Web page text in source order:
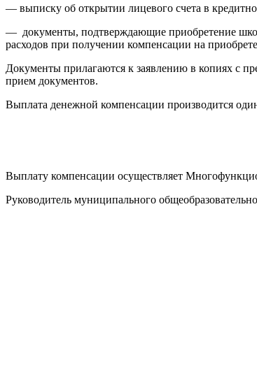
— выписку об открытии лицевого счета в
— документы, подтверждающие приобретение
расходов при получении компенсации на
Документы прилагаются к заявлению в копиях с
прием документов.
Выплата денежной компенсации производится
Выплату компенсации осуществляет
Руководитель муниципального